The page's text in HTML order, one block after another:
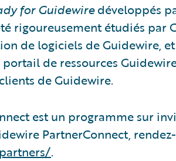
for Guidewiredéveloppés
rigoureusement étudiés par
de logiciels de Guidewire,
de ressources
de Guidewire.
est un programme sur
PartnerConnect,
.